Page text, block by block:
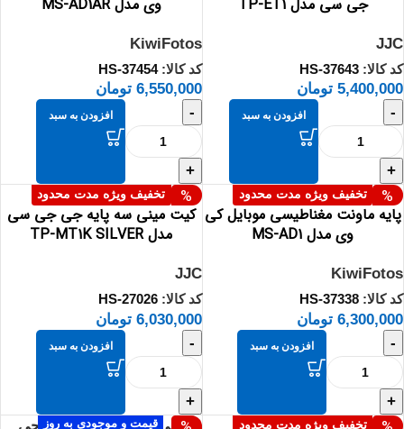
جی سی مدل TP-ET1
JJC
کد کالا: HS-37643
5,400,000 تومان
-
+
افزودن به سبد
وی مدل MS-AD1AR
KiwiFotos
کد کالا:HS-37454
6,550,000 تومان
-
+
افزودن به سبد
تخفیف ویژه مدت محدود %
پایه ماونت مغناطیسی موبایل کی
وی مدل MS-AD1
KiwiFotos
کد کالا: HS-37338
6,300,000 تومان
-
+
افزودن به سبد
تخفیف ویژه مدت محدود %
کیت مینی سه پایه جی جی سی
مدل TP-MT1K SILVER
JJC
کد کالا:HS-27026
6,030,000 تومان
-
+
افزودن به سبد
تخفیف ویژه مدت محدود قیمت و موجودی به روز